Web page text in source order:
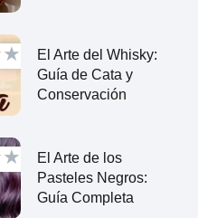
★
El Arte del Whisky:
Guía de Cata y
Conservación
★
El Arte de los
Pasteles Negros:
Guía Completa